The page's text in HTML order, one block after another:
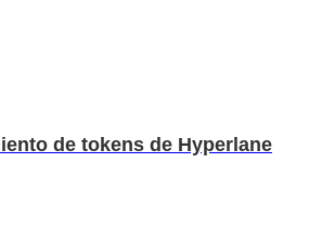
de tokens de Hyperlane